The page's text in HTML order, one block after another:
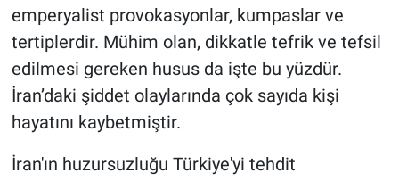
emperyalist provokasyonlar, kumpaslar ve
tertiplerdir. Mühim olan, dikkatle tefrik ve tefsil
edilmesi gereken husus da işte bu yüzdür.
İran’daki şiddet olaylarında çok sayıda kişi
hayatını kaybetmiştir.
İran'ın huzursuzluğu Türkiye'yi tehdit